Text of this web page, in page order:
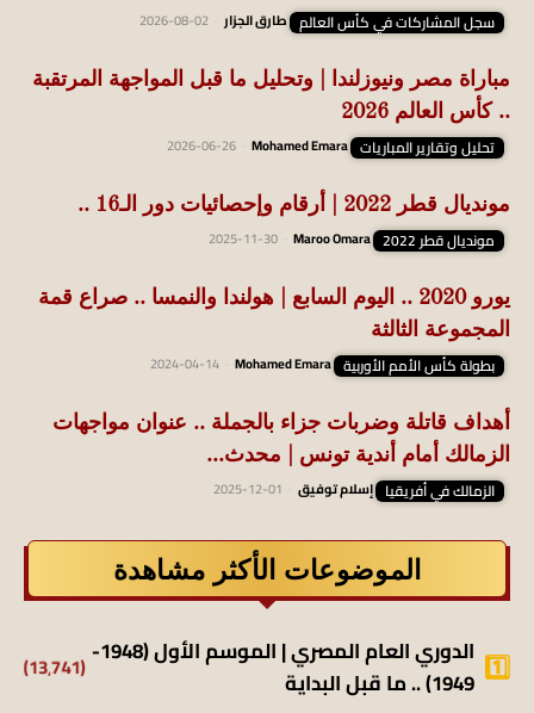
سجل المشاركات في كأس العالم طارق الجزار 2026-08-02
مباراة مصر ونيوزلندا | وتحليل ما قبل المواجهة المرتقبة
.. كأس العالم 2026
تحليل وتقارير المباريات Mohamed Emara
2026-06-26
مونديال قطر 2022 | أرقام وإحصائيات دور الـ16 ..
مونديال قطر 2022 Maroo Omara
2025-11-30
يورو 2020 .. اليوم السابع | هولندا والنمسا .. صراع قمة
المجموعة الثالثة
بطولة كأس الأمم الأوربية Mohamed Emara
2024-04-14
أهداف قاتلة وضربات جزاء بالجملة .. عنوان مواجهات
الزمالك أمام أندية تونس | محدث...
الزمالك في أفريقيا إسلام توفيق 2025-12-01
الموضوعات الأكثر مشاهدة
الدوري العام المصري | الموسم الأول (1948-
1949) .. ما قبل البداية
(13٬741)